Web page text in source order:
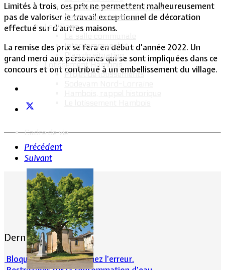
CR des conseils municipaux
Service administratif
Le Village
Intercommunalité
Plan de situation
Lotissement Hambois
Projet de lotissements
Cadre de vie
Limités à trois, ces prix ne permettent malheureusement
pas de valoriser le travail exceptionnel de décoration
effectué sur d’autres maisons.
La remise des prix se fera en début d’année 2022. Un
grand merci aux personnes qui se sont impliquées dans ce
concours et ont contribué à un embellissement du village.
Précédent
Suivant
Dernières actualités
Bloqué en forêt. Cherchez l’erreur.